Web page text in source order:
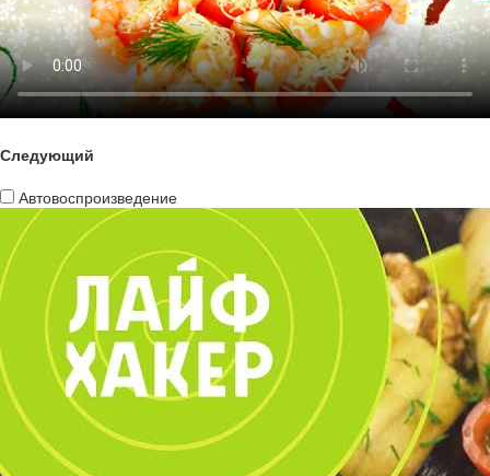
Следующий
Автовоспроизведение